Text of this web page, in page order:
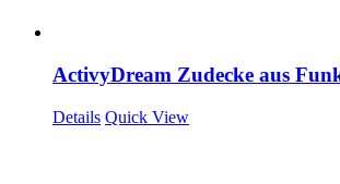
ActivyDream Zudecke aus
Details Quick View